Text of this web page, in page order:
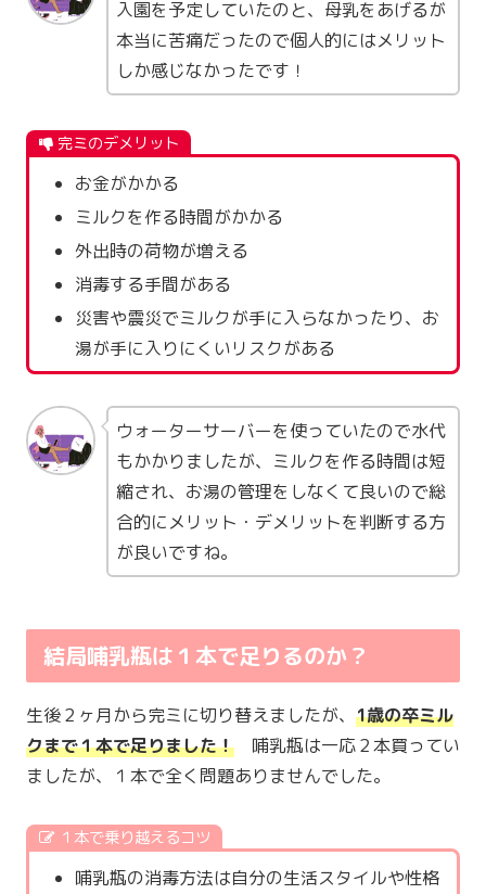
入園を予定していたのと、母乳をあげるが
本当に苦痛だったので個人的にはメリット
しか感じなかったです！
完ミのデメリット
お金がかかる
ミルクを作る時間がかかる
外出時の荷物が増える
消毒する手間がある
災害や震災でミルクが手に入らなかったり、お
湯が手に入りにくいリスクがある
ウォーターサーバーを使っていたので水代
もかかりましたが、ミルクを作る時間は短
縮され、お湯の管理をしなくて良いので総
合的にメリット・デメリットを判断する方
が良いですね。
結局哺乳瓶は１本で足りるのか？
生後２ヶ月から完ミに切り替えましたが、 1歳の卒ミル
クまで１本で足りました！ 哺乳瓶は一応２本買ってい
ましたが、１本で全く問題ありませんでした。
１本で乗り越えるコツ
哺乳瓶の消毒方法は自分の生活スタイルや性格